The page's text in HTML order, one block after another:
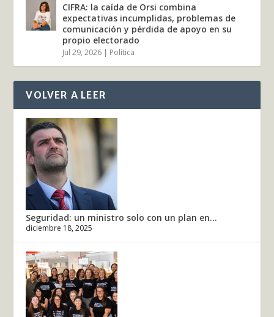
CIFRA: la caída de Orsi combina
expectativas incumplidas, problemas de
comunicación y pérdida de apoyo en su
propio electorado
Jul 29, 2026 | Política
VOLVER A LEER
Seguridad: un ministro solo con un plan en...
diciembre 18, 2025